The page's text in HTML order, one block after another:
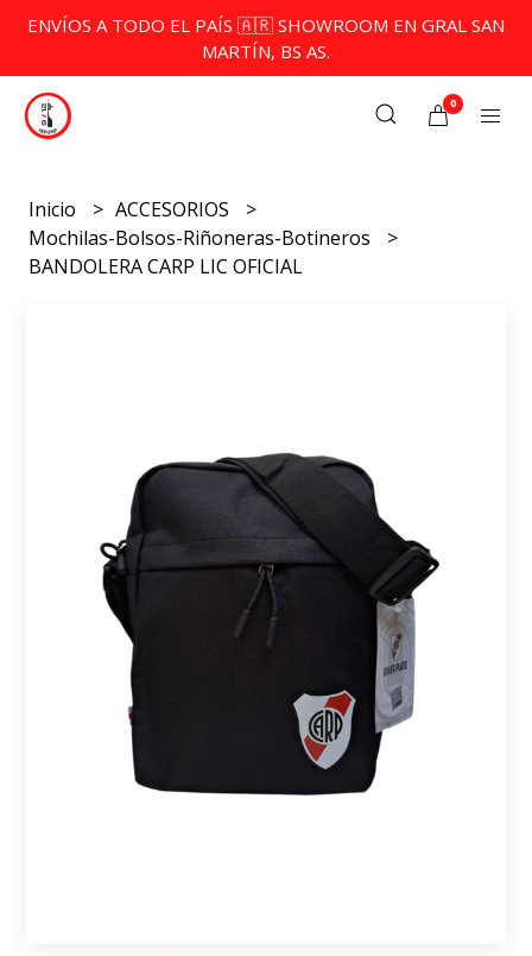
ENVÍOS A TODO EL PAÍS 🇦🇷 SHOWROOM EN GRAL SAN
MARTÍN, BS AS.
0
Inicio
ACCESORIOS
Mochilas-Bolsos-Riñoneras-Botineros
BANDOLERA CARP LIC OFICIAL